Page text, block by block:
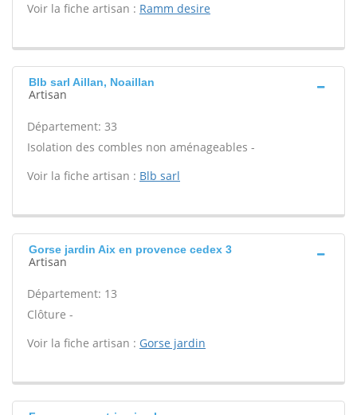
Voir la fiche artisan : Ramm desire
Blb sarl Aillan, Noaillan
Artisan
Département: 33
Isolation des combles non aménageables -
Voir la fiche artisan : Blb sarl
Gorse jardin Aix en provence cedex 3
Artisan
Département: 13
Clôture -
Voir la fiche artisan : Gorse jardin